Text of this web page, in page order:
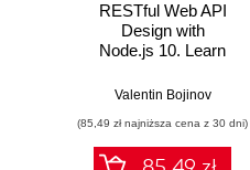
RESTful Web API
Design with
Node.js 10. Learn
RESTful web
Node.js,
MongoDB, and
Valentin Bojinov
(85,49 zł najniższa cena z 30 dni)